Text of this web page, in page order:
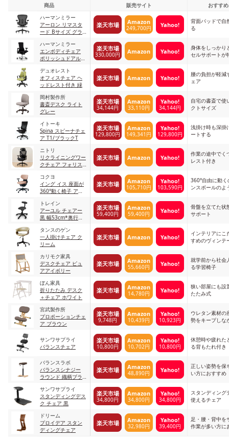
商品 販売サイト
おすす
ハーマンミラー
アーロン リマスタ
ード Bサイズ グラ
楽天市場 Amazon
249,700円 Yahoo!
背面パッドで自
る
ハーマンミラー
エンボディチェア
ポリッシュドアルミ
ト
楽天市場
330,000円 Amazon Yahoo!
身体をしっかり
セルサポートが
デュオレスト
オフィスチェア ヘ
ッドレスト付き 緑
楽天市場 Amazon Yahoo!
腰の負担が軽減
ェア
岡村製作所
書斎デスク ライト
グレー
楽天市場
34,144円
Amazon
33,110円
Yahoo!
34,144円
自宅の書斎で使
クトサイズ
イトーキ
Spina スピーナチェ
ア T1/ブラックT
楽天市場
129,800円
Amazon
149,341円
Yahoo!
129,800円
浅掛け時も深掛
ートする
ニトリ
リクライニングワー
クチェア フォリス
楽天市場 Amazon Yahoo!
作業の途中でく
レスト付き
コクヨ
イング イス 座面が
360°動く椅子 アッ
楽天市場 Amazon
105,710円
Yahoo!
103,590円
360°自由に動
ンスボールのよ
トレイン
アーユル チェアー
黒 幅53cm*奥行
大)
楽天市場
59,400円
Amazon
59,400円 Yahoo!
骨盤を立てた状
サポート
タンスのゲン
一人掛けチェア ク
リーム
楽天市場 Amazon Yahoo!
インテリアにこ
すめのヴィンテ
カリモク家具
デスクチェア ピュ
アアイボリー
楽天市場 Amazon
55,660円 Yahoo!
就学前から社会
る学習椅子
ぼん家具
折りたたみ デスク
＋チェア ホワイト
楽天市場 Amazon
14,780円 Yahoo!
狭い部屋にも設
たたみ式
宮武製作所
プロポーションチェ
ア ブラウン
楽天市場
9,748円
Amazon
10,439円
Yahoo!
10,923円
ウレタン素材の
勢をキープしな
サンワサプライ
バランスチェア
楽天市場
10,800円
Amazon
10,702円
Yahoo!
10,800円
休憩時や疲れた
る背もたれ付き
バランスラボ
バランスシナジー
ラウンド 織柄ブラ
楽天市場 Amazon
48,890円 Yahoo!
正しい姿勢を保
い方におすすめ
サンワサプライ
スタンディングデス
ク チェア 黒
楽天市場
34,800円
Amazon
34,800円
Yahoo!
34,800円
スタンディング
使えるチェア
ドリーム
プロイデア スタン
ディングチェア
楽天市場 Amazon
32,980円
Yahoo!
39,400円
足・腰・背中を
作業が多い方に